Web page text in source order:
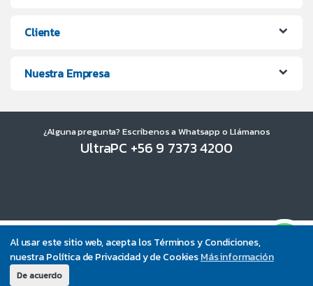
Al usar este sitio web, acepta los Términos y Condiciones,
nuestra Política de Privacidad y de CookiesMás información
De acuerdo
Cliente
Nuestra Empresa
¿Alguna pregunta? Escríbenos a Whatsapp o Llámanos
UltraPC +56 9 7373 4200